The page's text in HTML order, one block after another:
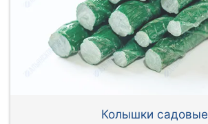
Колышки садовые